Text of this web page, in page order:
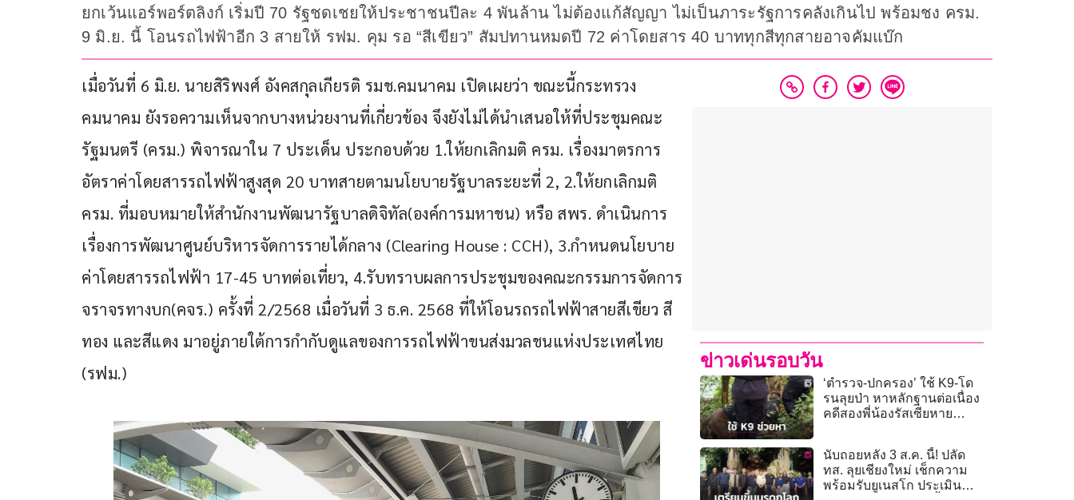
ยกเว้นแอร์พอร์ตลิงก์ เริ่มปี 70 รัฐชดเชยให้ประชาชนปีละ 4 พันล้าน ไม่ต้องแก้สัญญา ไม่เป็นภาระรัฐการคลังเกินไป พร้อมชง ครม.
9 มิ.ย. นี้ โอนรถไฟฟ้าอีก 3 สายให้ รฟม. คุม รอ “สีเขียว” สัมปทานหมดปี 72 ค่าโดยสาร 40 บาททุกสีทุกสายอาจคัมแบ๊ก
เมื่อวันที่ 6 มิ.ย. นายสิริพงศ์ อังคสกุลเกียรติ รมช.คมนาคม เปิดเผยว่า ขณะนี้กระทรวง
คมนาคม ยังรอความเห็นจากบางหน่วยงานที่เกี่ยวข้อง จึงยังไม่ได้นำเสนอให้ที่ประชุมคณะ
รัฐมนตรี (ครม.) พิจารณาใน 7 ประเด็น ประกอบด้วย 1.ให้ยกเลิกมติ ครม. เรื่องมาตรการ
อัตราค่าโดยสารรถไฟฟ้าสูงสุด 20 บาทสายตามนโยบายรัฐบาลระยะที่ 2, 2.ให้ยกเลิกมติ
ครม. ที่มอบหมายให้สำนักงานพัฒนารัฐบาลดิจิทัล(องค์การมหาชน) หรือ สพร. ดำเนินการ
เรื่องการพัฒนาศูนย์บริหารจัดการรายได้กลาง (Clearing House : CCH), 3.กำหนดนโยบาย
ค่าโดยสารรถไฟฟ้า 17-45 บาทต่อเที่ยว, 4.รับทราบผลการประชุมของคณะกรรมการจัดการ
จราจรทางบก(คจร.) ครั้งที่ 2/2568 เมื่อวันที่ 3 ธ.ค. 2568 ที่ให้โอนรถรถไฟฟ้าสายสีเขียว สี
ทอง และสีแดง มาอยู่ภายใต้การกำกับดูแลของการรถไฟฟ้าขนส่งมวลชนแห่งประเทศไทย
(รฟม.)
ข่าวเด่นรอบวัน
‘ตำรวจ-ปกครอง’ ใช้ K9-โด
รนลุยป่า หาหลักฐานต่อเนื่อง
คดีสองพี่น้องรัสเซียหาย
นับถอยหลัง 3 ส.ค. นี้! ปลัด
ทส. ลุยเชียงใหม่ เช็กความ
พร้อมรับยูเนสโก ประเมิน